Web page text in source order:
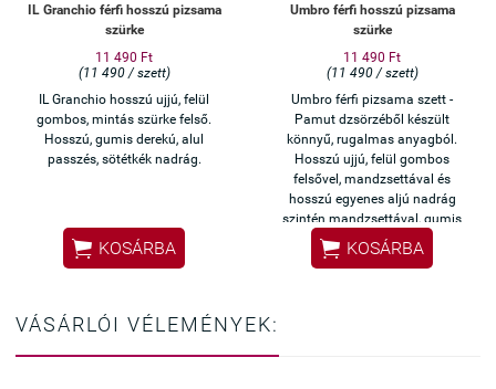
IL Granchio férfi hosszú pizsama
szürke
11 490 Ft
(11 490 / szett)
IL Granchio hosszú ujjú, felül
gombos, mintás szürke felső.
Hosszú, gumis derekú, alul
passzés, sötétkék nadrág.
 KOSÁRBA
Umbro férfi hosszú pizsama
szürke
11 490 Ft
(11 490 / szett)
Umbro férfi pizsama szett -
Pamut dzsörzéből készült
könnyű, rugalmas anyagból.
Hosszú ujjú, felül gombos
felsővel, mandzsettával és
hosszú egyenes aljú nadrág
szintén mandzsettával, gumis
derékrésszel, hátulján zsebbel.
 KOSÁRBA
VÁSÁRLÓI VÉLEMÉNYEK: